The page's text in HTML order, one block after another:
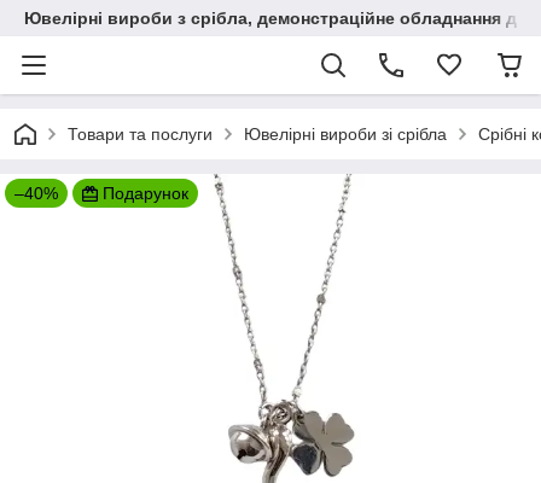
Ювелірні вироби з срібла, демонстраційне обладнання
Товари та послуги Ювелірні вироби зі срібла Срібні
–40% Подарунок